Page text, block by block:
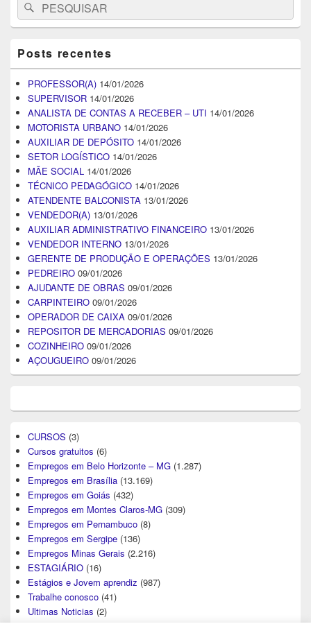
for:
Pesquisar
Posts recentes
PROFESSOR(A) 14/01/2026
SUPERVISOR 14/01/2026
ANALISTA DE CONTAS A RECEBER – UTI 14/01/2026
MOTORISTA URBANO 14/01/2026
AUXILIAR DE DEPÓSITO 14/01/2026
SETOR LOGÍSTICO 14/01/2026
MÃE SOCIAL 14/01/2026
TÉCNICO PEDAGÓGICO 14/01/2026
ATENDENTE BALCONISTA 13/01/2026
VENDEDOR(A) 13/01/2026
AUXILIAR ADMINISTRATIVO FINANCEIRO 13/01/2026
VENDEDOR INTERNO 13/01/2026
GERENTE DE PRODUÇÃO E OPERAÇÕES 13/01/2026
PEDREIRO 09/01/2026
AJUDANTE DE OBRAS 09/01/2026
CARPINTEIRO 09/01/2026
OPERADOR DE CAIXA 09/01/2026
REPOSITOR DE MERCADORIAS 09/01/2026
COZINHEIRO 09/01/2026
AÇOUGUEIRO 09/01/2026
CURSOS (3)
Cursos gratuitos (6)
Empregos em Belo Horizonte – MG (1.287)
Empregos em Brasília (13.169)
Empregos em Goiás (432)
Empregos em Montes Claros-MG (309)
Empregos em Pernambuco (8)
Empregos em Sergipe (136)
Empregos Minas Gerais (2.216)
ESTAGIÁRIO (16)
Estágios e Jovem aprendiz (987)
Trabalhe conosco (41)
Ultimas Noticias (2)